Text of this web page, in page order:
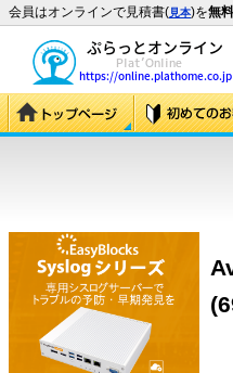
会員はオンラインで見積書(見本)を無